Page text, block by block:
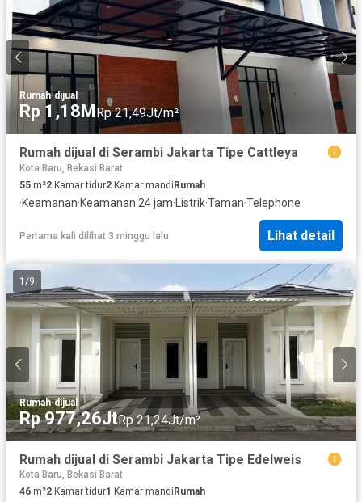
Rumah·dijual
Rp 1,18MRp 21,49Jt/m²
Rumah dijual di Serambi Jakarta Tipe Cattleya
Kota Baru, Bekasi Barat
55 m²2 Kamar tidur2 Kamar mandiRumah
·Keamanan·Keamanan 24 jam· Listrik·Taman·Telephone
Pertama kali dilihat 3 minggu lalu Lihat detail
1 /9
Rumah·dijual
Rp 977,26JtRp 21,24Jt/m²
Rumah dijual di Serambi Jakarta Tipe Edelweis
Kota Baru, Bekasi Barat
46 m²2 Kamar tidur1 Kamar mandi Rumah